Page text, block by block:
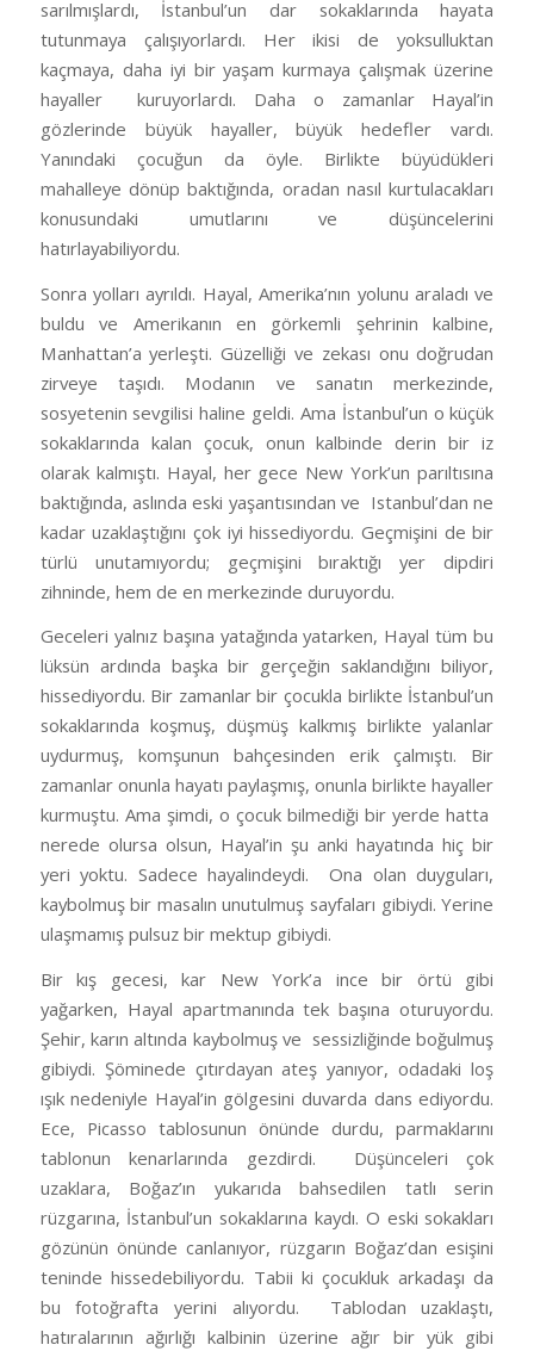
sarılmışlardı, İstanbul’un dar sokaklarında hayata
tutunmaya çalışıyorlardı. Her ikisi de yoksulluktan
kaçmaya, daha iyi bir yaşam kurmaya çalışmak üzerine
hayaller
kuruyorlardı. Daha o zamanlar Hayal’in
gözlerinde büyük hayaller, büyük hedefler vardı.
Yanındaki çocuğun da öyle. Birlikte büyüdükleri
mahalleye dönüp baktığında, oradan nasıl kurtulacakları
konusundaki umutlarını ve düşüncelerini
hatırlayabiliyordu.
Sonra yolları ayrıldı. Hayal, Amerika’nın yolunu araladı ve
buldu ve Amerikanın en görkemli şehrinin kalbine,
Manhattan’a yerleşti. Güzelliği ve zekası onu doğrudan
zirveye taşıdı. Modanın ve sanatın merkezinde,
sosyetenin sevgilisi haline geldi. Ama İstanbul’un o küçük
sokaklarında kalan çocuk, onun kalbinde derin bir iz
olarak kalmıştı. Hayal, her gece New York’un parıltısına
baktığında, aslında eski yaşantısından ve Istanbul’dan ne
kadar uzaklaştığını çok iyi hissediyordu. Geçmişini de bir
türlü unutamıyordu; geçmişini bıraktığı yer dipdiri
zihninde, hem de en merkezinde duruyordu.
Geceleri yalnız başına yatağında yatarken, Hayal tüm bu
lüksün ardında başka bir gerçeğin saklandığını biliyor,
hissediyordu. Bir zamanlar bir çocukla birlikte İstanbul’un
sokaklarında koşmuş, düşmüş kalkmış birlikte yalanlar
uydurmuş, komşunun bahçesinden erik çalmıştı. Bir
zamanlar onunla hayatı paylaşmış, onunla birlikte hayaller
kurmuştu. Ama şimdi, o çocuk bilmediği bir yerde hatta
nerede olursa olsun, Hayal’in şu anki hayatında hiç bir
yeri yoktu. Sadece hayalindeydi.
Ona olan duyguları,
kaybolmuş bir masalın unutulmuş sayfaları gibiydi. Yerine
ulaşmamış pulsuz bir mektup gibiydi.
Bir kış gecesi, kar New York’a ince bir örtü gibi
yağarken, Hayal apartmanında tek başına oturuyordu.
Şehir, karın altında kaybolmuş ve sessizliğinde boğulmuş
gibiydi. Şöminede çıtırdayan ateş yanıyor, odadaki loş
ışık nedeniyle Hayal’in gölgesini duvarda dans ediyordu.
Ece, Picasso tablosunun önünde durdu, parmaklarını
tablonun kenarlarında gezdirdi.
Düşünceleri çok
uzaklara, Boğaz’ın yukarıda bahsedilen tatlı serin
rüzgarına, İstanbul’un sokaklarına kaydı. O eski sokakları
gözünün önünde canlanıyor, rüzgarın Boğaz’dan esişini
teninde hissedebiliyordu. Tabii ki çocukluk arkadaşı da
bu fotoğrafta yerini alıyordu.
Tablodan uzaklaştı,
hatıralarının ağırlığı kalbinin üzerine ağır bir yük gibi